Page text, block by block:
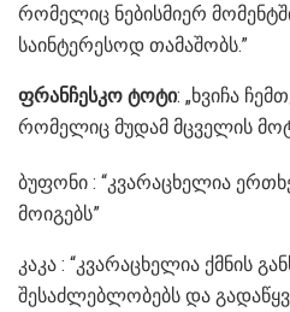
რომელიც ნებისმიერ
საინტერესოდ თამაშობს.”
ფრანჩესკო ტოტი: „ხვიჩა
რომელიც მუდამ მცველის
ბუფონი : “კვარაცხელია
მოიგებს”
კაკა : “კვარაცხელია ქმნის
შესაძლებლობებს და